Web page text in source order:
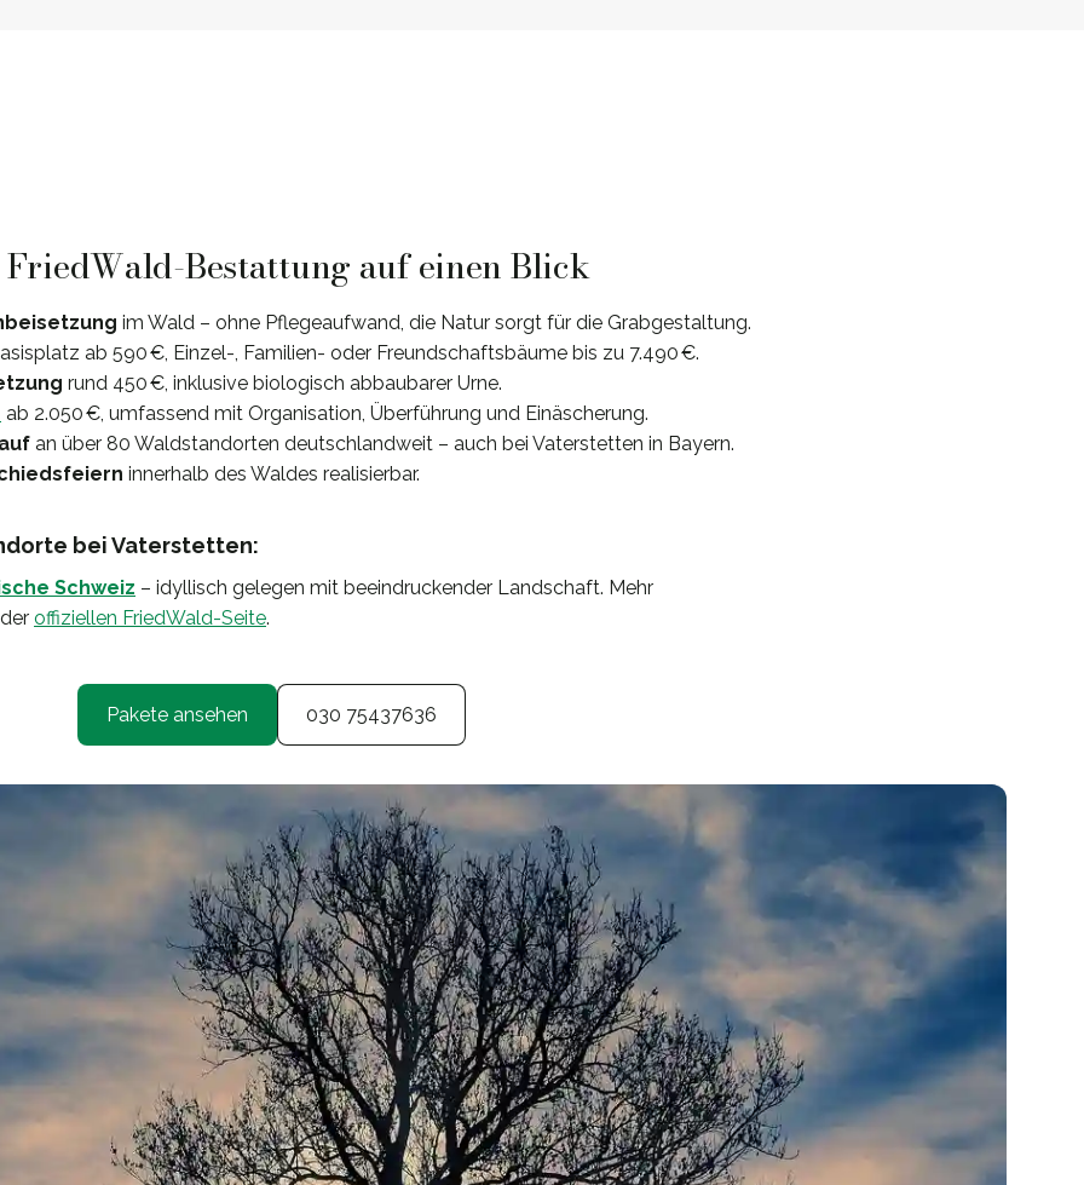
Bestattung auf einen Blick
im Wald – ohne Pflegeaufwand, die Natur sorgt für die Grabgestaltung.
ab 590 €, Einzel-, Familien- oder Freundschaftsbäume bis zu 7.490 €.
rund 450 €, inklusive biologisch abbaubarer Urne.
ab 2.050 €, umfassend mit Organisation, Überführung und Einäscherung.
an über 80 Waldstandorten deutschlandweit – auch bei Vaterstetten in Bayern.
innerhalb des Waldes realisierbar.
bei Vaterstetten:
Schweiz – idyllisch gelegen mit beeindruckender Landschaft. Mehr
offiziellen FriedWald-Seite.
Pakete ansehen 030 75437636